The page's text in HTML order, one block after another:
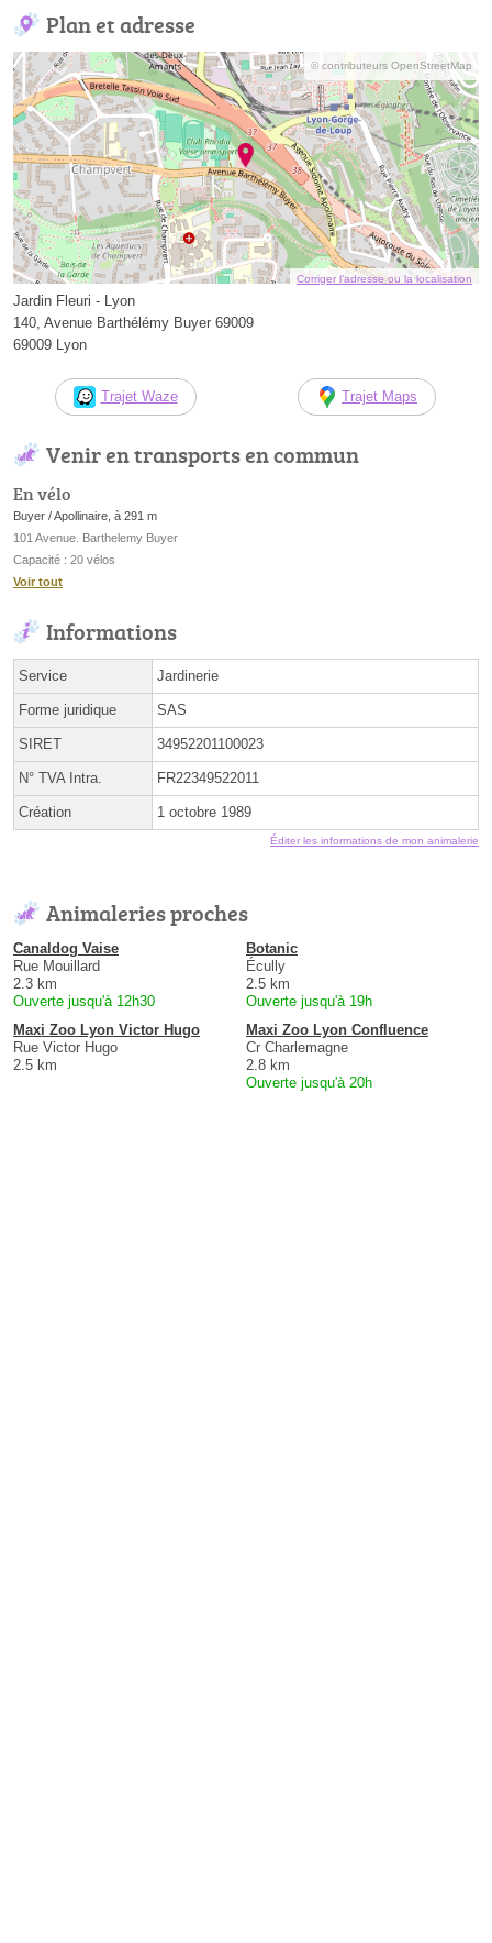
Plan et adresse
© contributeurs OpenStreetMap
Corriger l’adresse ou la localisation
Jardin Fleuri - Lyon
140, Avenue Barthélémy Buyer 69009
69009 Lyon
Trajet Waze Trajet Maps
Venir en transports en commun
En vélo
Buyer / Apollinaire, à 291 m
101 Avenue. Barthelemy Buyer
Capacité : 20 vélos
Voir tout
Informations
Service Jardinerie
Forme juridique SAS
SIRET 34952201100023
N° TVA Intra. FR22349522011
Création 1 octobre 1989
Éditer les informations de mon animalerie
Animaleries proches
Canaldog Vaise
Rue Mouillard
2.3 km
Ouverte jusqu'à 12h30
Botanic
Écully
2.5 km
Ouverte jusqu'à 19h
Maxi Zoo Lyon Victor Hugo
Rue Victor Hugo
2.5 km
Maxi Zoo Lyon Confluence
Cr Charlemagne
2.8 km
Ouverte jusqu'à 20h